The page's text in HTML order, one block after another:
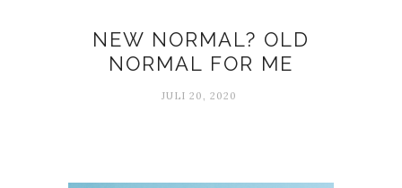
NEW NORMAL? OLD
NORMAL FOR ME
JULI 20, 2020